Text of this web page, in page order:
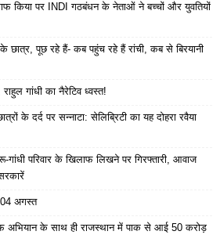
किया पर INDI गठबंधन के नेताओं ने बच्चों और युवतियों
पूछ रहे हैं- कब पहुंच रहे हैं रांची, कब से बिरयानी
गांधी का नैरेटिव ध्वस्त!
के दर्द पर सन्नाटा: सेलिब्रिटी का यह दोहरा रवैया
गांधी परिवार के खिलाफ लिखने पर गिरफ्तारी, आवाज
04 अगस्त
अभियान के साथ ही राजस्थान में पाक से आई 50 करोड़